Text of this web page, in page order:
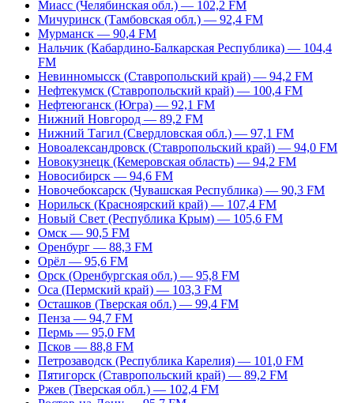
Миасс (Челябинская обл.) — 102,2 FM
Мичуринск (Тамбовская обл.) — 92,4 FM
Мурманск — 90,4 FM
Нальчик (Кабардино-Балкарская Республика) — 104,4
FM
Невинномысск (Ставропольский край) — 94,2 FM
Нефтекумск (Ставропольский край) — 100,4 FM
Нефтеюганск (Югра) — 92,1 FM
Нижний Новгород — 89,2 FM
Нижний Тагил (Свердловская обл.) — 97,1 FM
Новоалександровск (Ставропольский край) — 94,0 FM
Новокузнецк (Кемеровская область) — 94,2 FM
Новосибирск — 94,6 FM
Новочебоксарск (Чувашская Республика) — 90,3 FM
Норильск (Красноярский край) — 107,4 FM
Новый Свет (Республика Крым) — 105,6 FM
Омск — 90,5 FM
Оренбург — 88,3 FM
Орёл — 95,6 FM
Орск (Оренбургская обл.) — 95,8 FM
Оса (Пермский край) — 103,3 FM
Осташков (Тверская обл.) — 99,4 FM
Пенза — 94,7 FM
Пермь — 95,0 FM
Псков — 88,8 FM
Петрозаводск (Республика Карелия) — 101,0 FM
Пятигорск (Ставропольский край) — 89,2 FM
Ржев (Тверская обл.) — 102,4 FM